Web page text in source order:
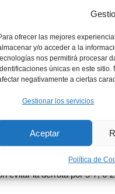
ofrecer las mejores
y/o acceder a la
nos permitirá procesar
únicas en este sitio.
negativamente a ciertas
Gestionar los servicios
Aceptar
Política de
de dudas por parte
de
del StarVie Teamsabían
su repertorio… Y eso fue
Patty y ya no levantaron el
se ‘beneficiaron’ de los
de WPT, y
nunca bajarán los
evitar la derrota por 5-7, 6-